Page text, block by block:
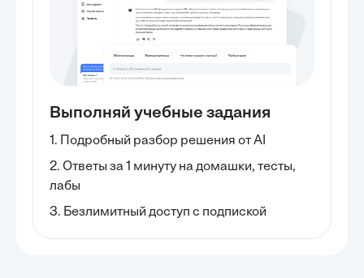
Выполняй учебные задания
1. Подробный разбор решения от AI
2. Ответы за 1 минуту на домашки, тесты,
лабы
3. Безлимитный доступ с подпиской